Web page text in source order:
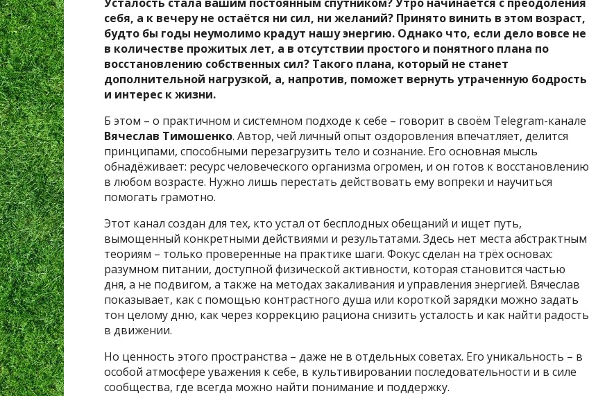
Усталость стала вашим постоянным спутником? Утро начинается с преодоления
себя, а к вечеру не остаётся ни сил, ни желаний? Принято винить в этом возраст,
будто бы годы неумолимо крадут нашу энергию. Однако что, если дело вовсе не
в количестве прожитых лет, а в отсутствии простого и понятного плана по
восстановлению собственных сил? Такого плана, который не станет
дополнительной нагрузкой, а, напротив, поможет вернуть утраченную бодрость
и интерес к жизни.
Б этом – о практичном и системном подходе к себе – говорит в своём Telegram-канале
Вячеслав Тимошенко. Автор, чей личный опыт оздоровления впечатляет, делится
принципами, способными перезагрузить тело и сознание. Его основная мысль
обнадёживает: ресурс человеческого организма огромен, и он готов к восстановлению
в любом возрасте. Нужно лишь перестать действовать ему вопреки и научиться
помогать грамотно.
Этот канал создан для тех, кто устал от бесплодных обещаний и ищет путь,
вымощенный конкретными действиями и результатами. Здесь нет места абстрактным
теориям – только проверенные на практике шаги. Фокус сделан на трёх основах:
разумном питании, доступной физической активности, которая становится частью
дня, а не подвигом, а также на методах закаливания и управления энергией. Вячеслав
показывает, как с помощью контрастного душа или короткой зарядки можно задать
тон целому дню, как через коррекцию рациона снизить усталость и как найти радость
в движении.
Но ценность этого пространства – даже не в отдельных советах. Его уникальность – в
особой атмосфере уважения к себе, в культивировании последовательности и в силе
сообщества, где всегда можно найти понимание и поддержку.